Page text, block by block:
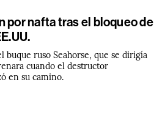
por nafta tras el bloqueo de
buque ruso Seahorse, que se dirigía
cuando el destructor
en su camino.